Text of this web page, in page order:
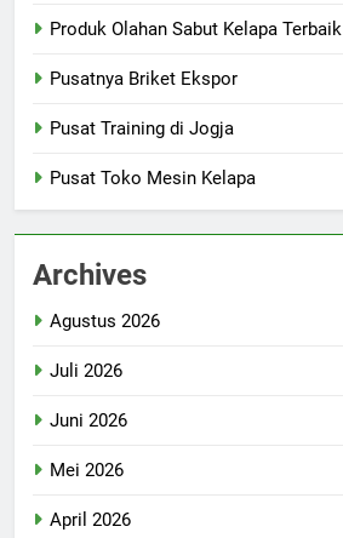
Produk Olahan Sabut Kelapa Terbaik
Pusatnya Briket Ekspor
Pusat Training di Jogja
Pusat Toko Mesin Kelapa
Archives
Agustus 2026
Juli 2026
Juni 2026
Mei 2026
April 2026